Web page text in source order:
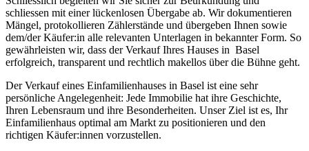
schliessen mit einer lückenlosen Übergabe ab. Wir dokumentieren
Mängel, protokollieren Zählerstände und übergeben Ihnen sowie
dem/der Käufer:in alle relevanten Unterlagen in bekannter Form. So
gewährleisten wir, dass der Verkauf Ihres Hauses in Basel
erfolgreich, transparent und rechtlich makellos über die Bühne geht.
Der Verkauf eines Einfamilienhauses in Basel ist eine sehr
persönliche Angelegenheit: Jede Immobilie hat ihre Geschichte,
Ihren Lebensraum und ihre Besonderheiten. Unser Ziel ist es, Ihr
Einfamilienhaus optimal am Markt zu positionieren und den
richtigen Käufer:innen vorzustellen.